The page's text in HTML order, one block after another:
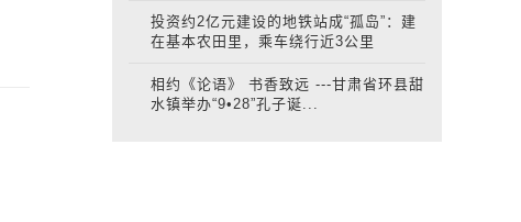
投资约2亿元建设的地铁站成“孤岛”：建
在基本农田里，乘车绕行近3公里
相约《论语》 书香致远 ---甘肃省环县甜
水镇举办“9•28”孔子诞...